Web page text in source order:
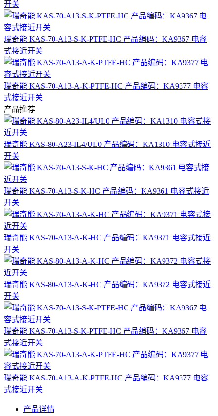
开关
瑞奇能 KAS-70-A13-S-K-PTFE-HC 产品编码：KA9367 电容
式接近开关
瑞奇能 KAS-70-A13-A-K-PTFE-HC 产品编码：KA9377 电容
式接近开关
产品推荐
瑞奇能 KAS-80-A23-IL4/UL0 产品编码：KA1310 电容式接近
开关
瑞奇能 KAS-70-A13-S-K-HC 产品编码：KA9361 电容式接近
开关
瑞奇能 KAS-70-A13-A-K-HC 产品编码：KA9371 电容式接近
开关
瑞奇能 KAS-80-A13-A-K-HC 产品编码：KA9372 电容式接近
开关
瑞奇能 KAS-70-A13-S-K-PTFE-HC 产品编码：KA9367 电容
式接近开关
瑞奇能 KAS-70-A13-A-K-PTFE-HC 产品编码：KA9377 电容
式接近开关
产品详情